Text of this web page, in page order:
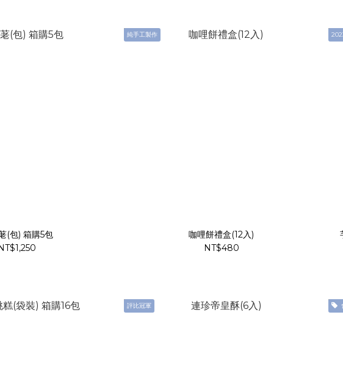
芝麻荖(包) 箱購5包
純手工製作
咖哩餅禮盒(12入)
NT$480
評比冠軍